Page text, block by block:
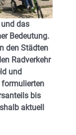
das
Bedeutung.
den Städten
Radverkehr
und
formulierten
bis
aktuell